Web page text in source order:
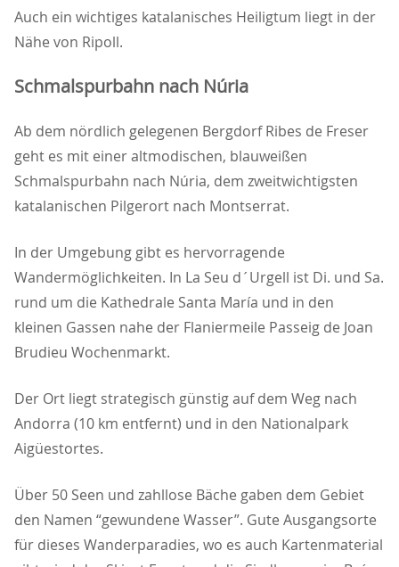
Auch ein wichtiges katalanisches Heiligtum liegt in der
Nähe von Ripoll.
Schmalspurbahn nach Núria
Ab dem nördlich gelegenen Bergdorf Ribes de Freser
geht es mit einer altmodischen, blauweißen
Schmalspurbahn nach Núria, dem zweitwichtigsten
katalanischen Pilgerort nach Montserrat.
In der Umgebung gibt es hervorragende
Wandermöglichkeiten. In La Seu d´Urgell ist Di. und Sa.
rund um die Kathedrale Santa María und in den
kleinen Gassen nahe der Flaniermeile Passeig de Joan
Brudieu Wochenmarkt.
Der Ort liegt strategisch günstig auf dem Weg nach
Andorra (10 km entfernt) und in den Nationalpark
Aigüestortes.
Über 50 Seen und zahllose Bäche gaben dem Gebiet
den Namen “gewundene Wasser”. Gute Ausgangsorte
für dieses Wanderparadies, wo es auch Kartenmaterial